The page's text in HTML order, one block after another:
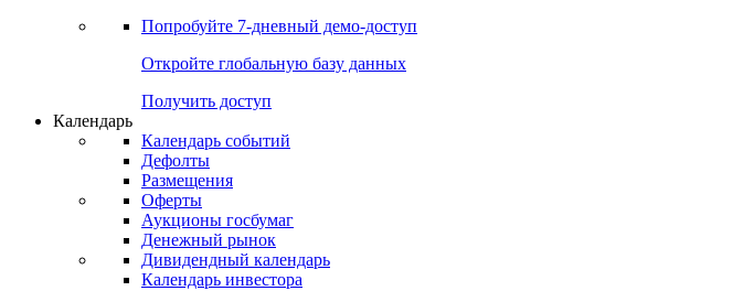
Попробуйте 7-дневный демо-доступ
Откройте глобальную базу данных
Получить доступ
Календарь
Календарь событий
Дефолты
Размещения
Оферты
Аукционы госбумаг
Денежный рынок
Дивидендный календарь
Календарь инвестора